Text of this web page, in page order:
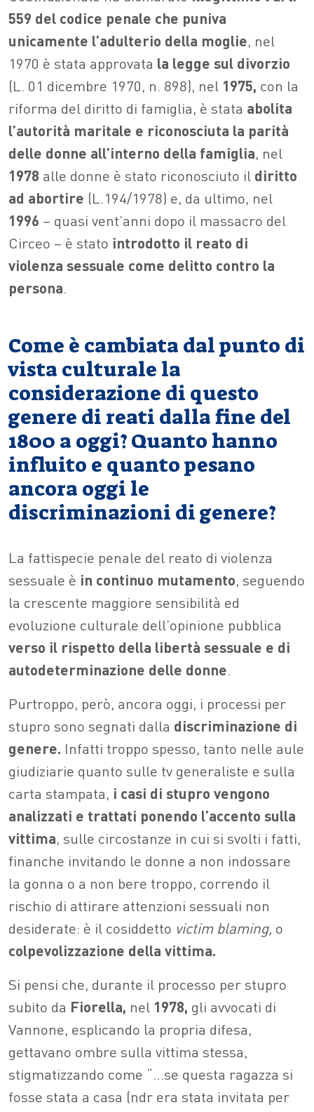
559 del codice penale che puniva
unicamente l’adulterio della moglie, nel
1970 è stata approvata la legge sul divorzio
(L. 01 dicembre 1970, n. 898), nel 1975, con la
riforma del diritto di famiglia, è stata abolita
l’autorità maritale e riconosciuta la parità
delle donne all’interno della famiglia, nel
1978 alle donne è stato riconosciuto il diritto
ad abortire (L.194/1978) e, da ultimo, nel
1996 – quasi vent’anni dopo il massacro del
Circeo – è stato introdotto il reato di
violenza sessuale come delitto contro la
persona.
Come è cambiata dal punto di
vista culturale la
considerazione di questo
genere di reati dalla fine del
1800 a oggi? Quanto hanno
influito e quanto pesano
ancora oggi le
discriminazioni di genere?
La fattispecie penale del reato di violenza
sessuale è in continuo mutamento, seguendo
la crescente maggiore sensibilità ed
evoluzione culturale dell’opinione pubblica
verso il rispetto della libertà sessuale e di
autodeterminazione delle donne.
Purtroppo, però, ancora oggi, i processi per
stupro sono segnati dalla discriminazione di
genere. Infatti troppo spesso, tanto nelle aule
giudiziarie quanto sulle tv generaliste e sulla
carta stampata, i casi di stupro vengono
analizzati e trattati ponendo l’accento sulla
vittima, sulle circostanze in cui si svolti i fatti,
finanche invitando le donne a non indossare
la gonna o a non bere troppo, correndo il
rischio di attirare attenzioni sessuali non
desiderate: è il cosiddetto victim blaming, o
colpevolizzazione della vittima.
Si pensi che, durante il processo per stupro
subito da Fiorella, nel 1978, gli avvocati di
Vannone, esplicando la propria difesa,
gettavano ombre sulla vittima stessa,
stigmatizzando come “…se questa ragazza si
fosse stata a casa (ndr era stata invitata per